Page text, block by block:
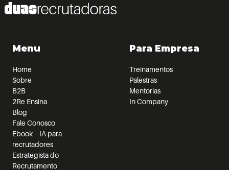
Menu
Home
Sobre
B2B
2Re Ensina
Blog
Fale Conosco
Ebook – IA para
recrutadores
Estrategista do
Recrutamento
Para Empresa
Treinamentos
Palestras
Mentorias
In Company